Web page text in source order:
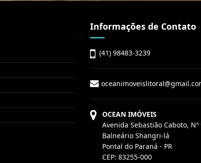
(41) 98483-3239
oceanimoveislitoral@gmail.com